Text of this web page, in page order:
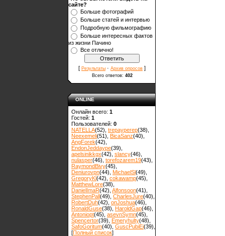
сайте?
Больше фотографий
Больше статей и интервью
Подробную фильмографию
Больше интересных фактов
из жизни Пачино
Все отлично!
[ Результаты · Архив опросов ]
Всего ответов: 402
ONLINE
Онлайн всего: 1
Гостей: 1
Пользователей: 0
NATELLA(52) trepayperep(38)
Neexemeli(51) BicaSanz(40)
AngForek(42)
EndonJeddaype(39)
apelsinikkgx(42) slancy(46)
nulasper(46) torefozarem19(43)
RaymondBivy(45)
Deniurovpn(44) MichaelSl(49)
GregoryKl(42) cokawamp(45)
MatthewLore(38)
DanielImaR(42) Alfonsoon(41)
StephenPall(49) CharlesJure(40)
RobertDuh(42) onJoshua(46)
RonaldGuse(38) HaroldGap(46)
Antoniopt(45) asevnSymn(45)
Spencertor(39) Emeryhulty(48)
SafoGoritum(40) GuscPubiEi(39)
[Полный список]